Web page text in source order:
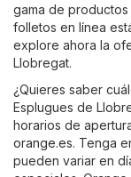
gama de
folletos en línea
explore ahora la
Llobregat.
¿Quieres saber
Esplugues de
horarios de
orange.es. Tenga
pueden variar en